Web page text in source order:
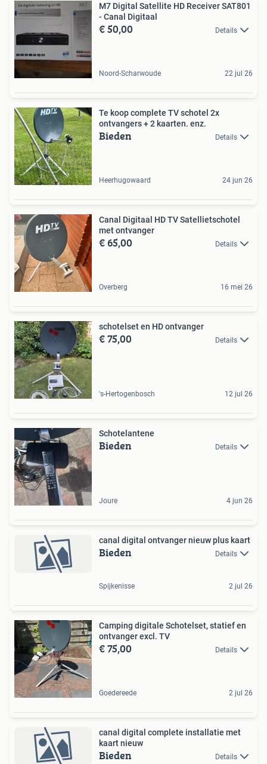
M7 Digital Satellite HD Receiver SAT801
- Canal Digitaal
€ 50,00 Details
Noord-Scharwoude 22 jul 26
Te koop complete TV schotel 2x
ontvangers + 2 kaarten. enz.
Bieden Details
Heerhugowaard 24 jun 26
Canal Digitaal HD TV Satellietschotel
met ontvanger
€ 65,00 Details
Overberg 16 mei 26
schotelset en HD ontvanger
€ 75,00 Details
's-Hertogenbosch 12 jul 26
Schotelantene
Bieden Details
Joure 4 jun 26
canal digital ontvanger nieuw plus kaart
Bieden Details
Spijkenisse 2 jul 26
Camping digitale Schotelset, statief en
ontvanger excl. TV
€ 75,00 Details
Goedereede 2 jul 26
canal digital complete installatie met
kaart nieuw
Bieden Details